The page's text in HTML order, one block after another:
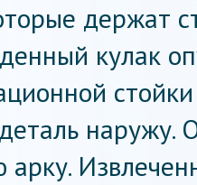
держат
кулак
наружу.
арку.